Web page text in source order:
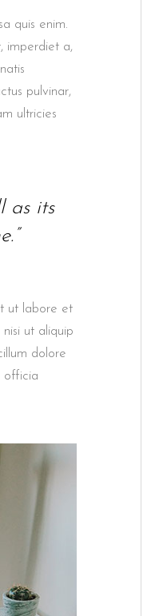
quis enim.
imperdiet a,
pulvinar,
ultricies
as its
ut labore et
ut aliquip
dolore
officia